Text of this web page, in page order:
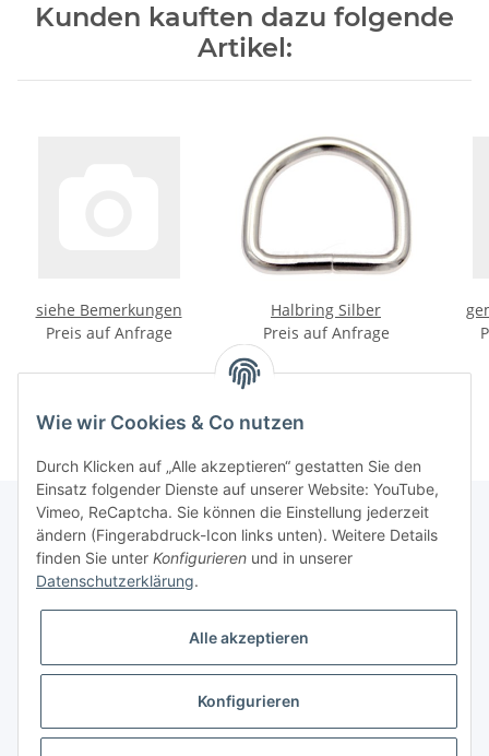
Kunden kauften dazu folgende
Artikel:
siehe Bemerkungen
Preis auf Anfrage
Halbring Silber
Preis auf Anfrage
Informationen
Galerie
* Keine Ausweisung der Mehrwertsteuer gemäß Klein-Unternehmer-Regelung.,
Wie wir Cookies & Co nutzen
Durch Klicken auf „Alle akzeptieren“ gestatten Sie den
Einsatz folgender Dienste auf unserer Website: YouTube,
Vimeo, ReCaptcha. Sie können die Einstellung jederzeit
ändern (Fingerabdruck-Icon links unten). Weitere Details
finden Sie unter Konfigurieren und in unserer
Datenschutzerklärung.
Alle akzeptieren
Konfigurieren